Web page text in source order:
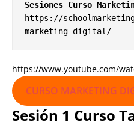
https://
marketing-digital/
https://www.youtube.com/
CURSO MARKETING
Sesión 1 Curso